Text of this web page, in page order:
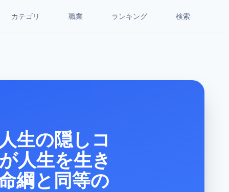
カテゴリ 職業 ランキング 検索
生の隠しコ
人生を生き
綱と同等の